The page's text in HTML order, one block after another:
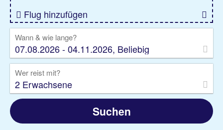
Flug hinzufügen
Wann & wie lange?
07.08.2026 - 04.11.2026, Beliebig
Wer reist mit?
2 Erwachsene
Suchen